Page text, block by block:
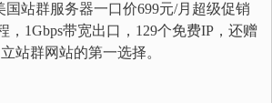
国站群服务器一口价699元/月超级促销
，1Gbps带宽出口，129个免费IP，还赠
站群网站的第一选择。